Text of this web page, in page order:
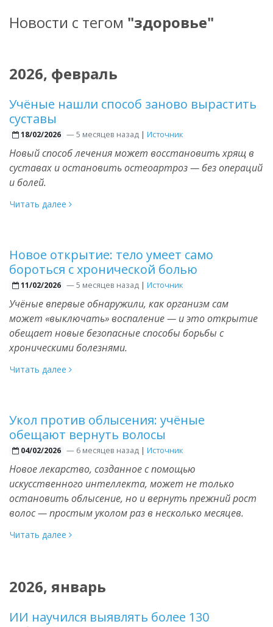
Новости с тегом "здоровье"
2026, февраль
Учёные нашли способ заново вырастить
суставы
18/02/2026 —5 месяцев назад | Источник
Новый способ лечения может восстановить хрящ в
суставах и остановить остеоартроз — без операций
и болей.
Читать далее
Новое открытие: тело умеет само
бороться с хронической болью
11/02/2026 —5 месяцев назад | Источник
Учёные впервые обнаружили, как организм сам
может «выключать» воспаление — и это открытие
обещает новые безопасные способы борьбы с
хроническими болезнями.
Читать далее
Укол против облысения: учёные
обещают вернуть волосы
04/02/2026 —6 месяцев назад | Источник
Новое лекарство, созданное с помощью
искусственного интеллекта, может не только
остановить облысение, но и вернуть прежний рост
волос — простым уколом раз в несколько месяцев.
Читать далее
2026, январь
ИИ научился выявлять более 130